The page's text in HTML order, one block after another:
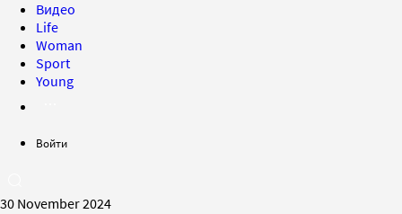
Видео
Life
Woman
Sport
Young
Войти
30 November 2024